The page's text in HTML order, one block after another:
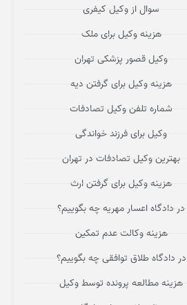
سوال از وکیل کیفری
هزینه وکیل برای ملک
وکیل قصور پزشکی تهران
هزینه وکیل برای گرفتن دیه
شماره تلفن وکیل تصادفات
وکیل برای فرزند خواندگی
بهترین وکیل تصادفات در تهران
هزینه وکیل برای گرفتن ارث
در دادگاه اعسار مهریه چه بگوییم؟
هزینه وکالت عدم تمکین
در دادگاه طلاق توافقی چه بگوییم؟
هزینه مطالعه پرونده توسط وکیل